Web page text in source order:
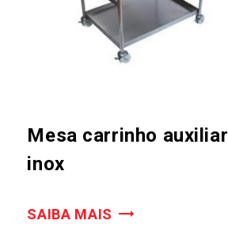
Mesa carrinho auxiliar
inox
SAIBA MAIS